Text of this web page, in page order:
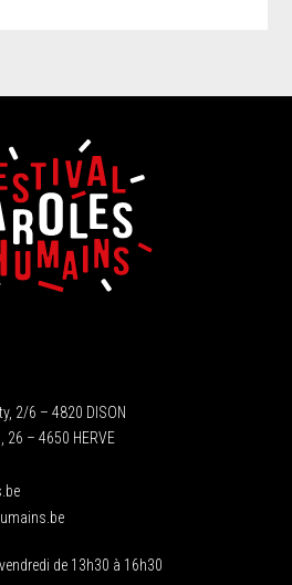
2/6 – 4820 DISON
26 – 4650 HERVE
de 13h30 à 16h30